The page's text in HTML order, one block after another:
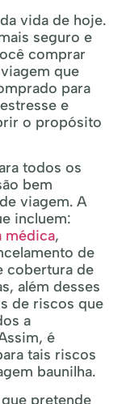
vida de hoje.
seguro e
comprar
que
para
e
o propósito
todos os
bem
viagem. A
incluem:
médica,
de
cobertura de
além desses
de riscos que
a
é
tais riscos
baunilha.
pretende